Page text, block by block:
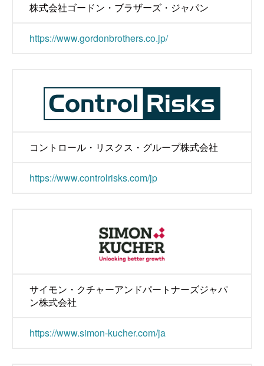
株式会社ゴードン・ブラザーズ・ジャパン
https://www.gordonbrothers.co.jp/
コントロール・リスクス・グループ株式会社
https://www.controlrisks.com/jp
サイモン・クチャーアンドパートナーズジャパ
ン株式会社
https://www.simon-kucher.com/ja